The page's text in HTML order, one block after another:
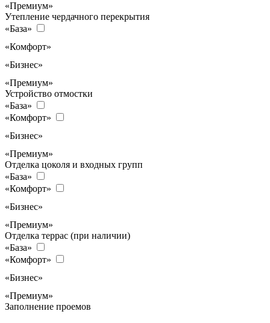
«Премиум»
Утепление чердачного перекрытия
«База»
«Комфорт»
«Бизнес»
«Премиум»
Устройство отмостки
«База»
«Комфорт»
«Бизнес»
«Премиум»
Отделка цоколя и входных групп
«База»
«Комфорт»
«Бизнес»
«Премиум»
Отделка террас (при наличии)
«База»
«Комфорт»
«Бизнес»
«Премиум»
Заполнение проемов